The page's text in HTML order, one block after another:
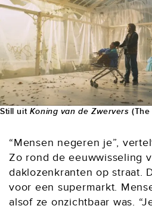
Still uit Koning van de Zwervers
“Mensen negeren je”,
Zo rond de eeuwwisseling
daklozenkranten op straat.
voor een supermarkt.
alsof ze onzichtbaar was.